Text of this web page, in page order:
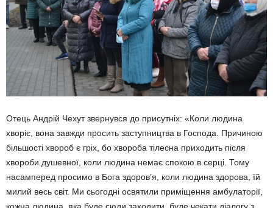
Отець Андрій Чехут звернувся до присутніх: «Коли людина
хворіє, вона завжди просить заступництва в Господа. Причиною
більшості хвороб є гріх, бо хвороба тілесна приходить після
хвороби душевної, коли людина немає спокою в серці. Тому
насамперед просимо в Бога здоров’я, коли людина здорова, їй
милий весь світ. Ми сьогодні освя­тили приміщення амбулаторії,
кож­на людина, яка буде сюди захо­дити, буде чекати діалогу з